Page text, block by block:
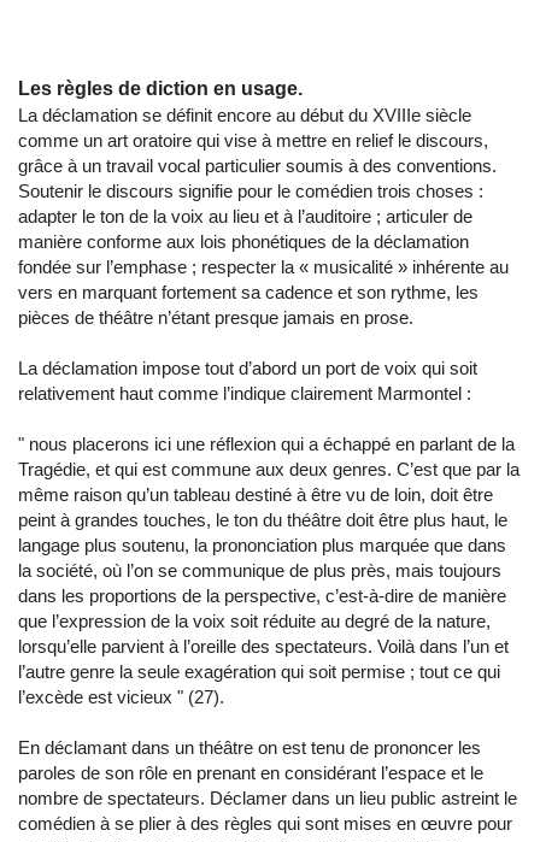
Les règles de diction en usage.
La déclamation se définit encore au début du XVIIIe siècle
comme un art oratoire qui vise à mettre en relief le discours,
grâce à un travail vocal particulier soumis à des conventions.
Soutenir le discours signifie pour le comédien trois choses :
adapter le ton de la voix au lieu et à l’auditoire ; articuler de
manière conforme aux lois phonétiques de la déclamation
fondée sur l’emphase ; respecter la « musicalité » inhérente au
vers en marquant fortement sa cadence et son rythme, les
pièces de théâtre n’étant presque jamais en prose.
La déclamation impose tout d’abord un port de voix qui soit
relativement haut comme l’indique clairement Marmontel :
" nous placerons ici une réflexion qui a échappé en parlant de la
Tragédie, et qui est commune aux deux genres. C’est que par la
même raison qu’un tableau destiné à être vu de loin, doit être
peint à grandes touches, le ton du théâtre doit être plus haut, le
langage plus soutenu, la prononciation plus marquée que dans
la société, où l’on se communique de plus près, mais toujours
dans les proportions de la perspective, c’est-à-dire de manière
que l’expression de la voix soit réduite au degré de la nature,
lorsqu’elle parvient à l’oreille des spectateurs. Voilà dans l’un et
l’autre genre la seule exagération qui soit permise ; tout ce qui
l’excède est vicieux " (27).
En déclamant dans un théâtre on est tenu de prononcer les
paroles de son rôle en prenant en considérant l’espace et le
nombre de spectateurs. Déclamer dans un lieu public astreint le
comédien à se plier à des règles qui sont mises en œuvre pour